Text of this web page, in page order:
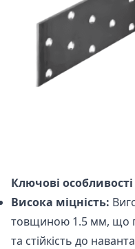
Ключові
Висока міцність:
товщиною 1.5 мм, що
та стійкість до